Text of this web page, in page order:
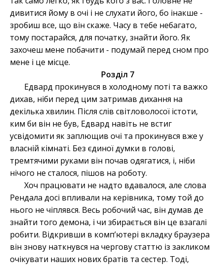
дивитися йому в очі і не слухати його, бо інакше -
зробиш все, що він скаже. Часу в тебе небагато,
тому постарайся, для початку, знайти його. Як
захочеш мене побачити - подумай перед сном про
мене і це місце.
Розділ 7
Едвард прокинувся в холодному поті та важко
дихав, ніби перед цим затримав дихання на
декілька хвилин. Після слів світловолосої істоти,
ким би він не був, Едвард навіть не встиг
усвідомити як заплющив очі та прокинувся вже у
власній кімнаті. Без єдиної думки в голові,
тремтячими руками він почав одягатися, і, ніби
нічого не сталося, пішов на роботу.
Хоч працювати не надто вдавалося, але слова
Рендала досі впливали на керівника, тому той до
нього не чіплявся. Весь робочий час, він думав де
знайти того демона, і чи збирається він це взагалі
робити. Відкривши в компʼютері вкладку браузера
він знову наткнувся на чергову статтю із закликом
очікувати наших нових братів та сестер. Тоді,